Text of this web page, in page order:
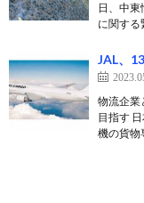
日、中
に関す
JAL、
物流企業
目指す
機の貨物